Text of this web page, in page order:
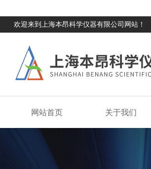
欢迎来到上海本昂科学仪器有限公司网站！
网站首页 关于我们